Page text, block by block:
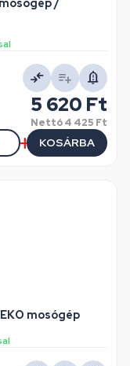
/
5 620 Ft
Nettó4 425 Ft
KOSÁRBA
mosógép